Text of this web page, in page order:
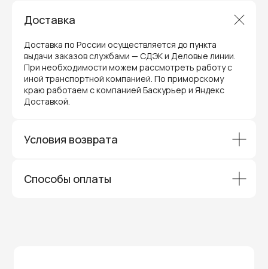
Доставка
Доставка по России осуществляется до пункта
выдачи заказов службами — СДЭК и Деловые линии.
При необходимости можем рассмотреть работу с
иной транспортной компанией. По приморскому
краю работаем с компанией Баскурьер и Яндекс
Доставкой.
Условия возврата
Способы оплаты
Гарантия и поддержка
Мы предлагаем полный послепродажный
гарантией производителя и обслуживаются
через официальные сервисные центры
Вам не придется отправлять оборудование
и ждать длительное время — мы обеспечиваем
ремонт и сервис